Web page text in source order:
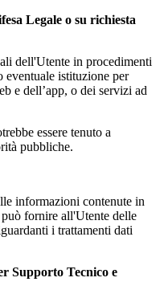
Legale o su richiesta
dell'Utente in procedimenti
eventuale istituzione per
e dell’app, o dei servizi ad
essere tenuto a
pubbliche.
informazioni contenute in
fornire all'Utente delle
i trattamenti dati
Supporto Tecnico e